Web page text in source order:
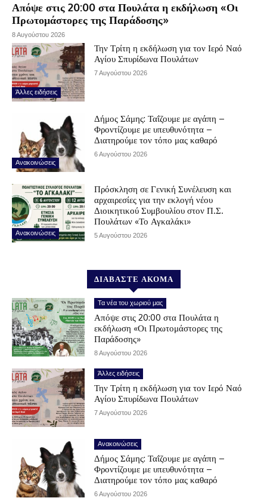
Απόψε στις 20:00 στα Πουλάτα η εκδήλωση «Οι
Πρωτομάστορες της Παράδοσης»
8 Αυγούστου 2026
Άλλες ειδήσεις
Την Τρίτη η εκδήλωση για τον Ιερό Ναό
Αγίου Σπυρίδωνα Πουλάτων
7 Αυγούστου 2026
Ανακοινώσεις
Δήμος Σάμης: Ταΐζουμε με αγάπη –
Φροντίζουμε με υπευθυνότητα –
Διατηρούμε τον τόπο μας καθαρό
6 Αυγούστου 2026
Ανακοινώσεις
Πρόσκληση σε Γενική Συνέλευση και
αρχαιρεσίες για την εκλογή νέου
Διοικητικού Συμβουλίου στον Π.Σ.
Πουλάτων «Το Αγκαλάκι»
5 Αυγούστου 2026
ΔΙΑΒΑΣΤΕ ΑΚΟΜΑ
Τα νέα του χωριού μας
Απόψε στις 20:00 στα Πουλάτα η
εκδήλωση «Οι Πρωτομάστορες της
Παράδοσης»
8 Αυγούστου 2026
Άλλες ειδήσεις
Την Τρίτη η εκδήλωση για τον Ιερό Ναό
Αγίου Σπυρίδωνα Πουλάτων
7 Αυγούστου 2026
Ανακοινώσεις
Δήμος Σάμης: Ταΐζουμε με αγάπη –
Φροντίζουμε με υπευθυνότητα –
Διατηρούμε τον τόπο μας καθαρό
6 Αυγούστου 2026